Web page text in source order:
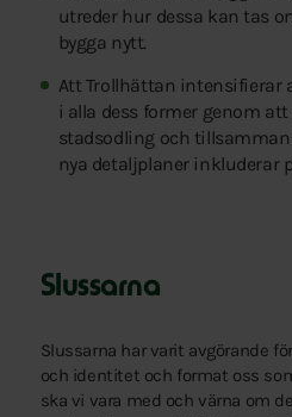
utreder hur dessa kan tas
bygga nytt.
Att Trollhättan intensifierar
i alla dess former genom
stadsodling och
nya detaljplaner inkluderar
Slussarna
Slussarna har varit avgörande
och identitet och format oss
ska vi vara med och värna om